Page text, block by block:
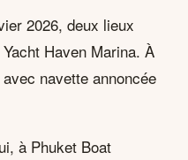
2026, deux lieux
Haven Marina. À
navette annoncée
à Phuket Boat